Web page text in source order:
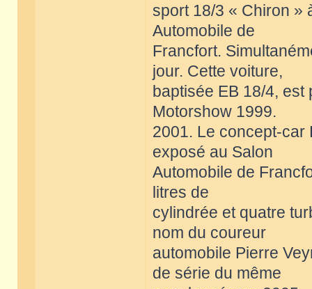
sport 18/3 « Chiron »
Automobile de
Francfort.
jour. Cette voiture,
baptisée EB 18/4,
Motorshow 1999.
2001. Le concept-car
exposé au Salon
Automobile de
litres de
cylindrée et quatre
nom du coureur
automobile Pierre
de série du même